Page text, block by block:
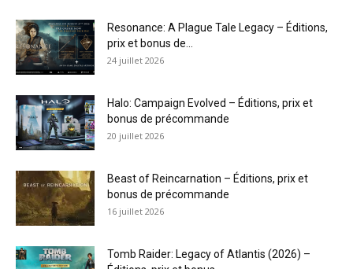
Resonance: A Plague Tale Legacy – Éditions,
prix et bonus de...
24 juillet 2026
Halo: Campaign Evolved – Éditions, prix et
bonus de précommande
20 juillet 2026
Beast of Reincarnation – Éditions, prix et
bonus de précommande
16 juillet 2026
Tomb Raider: Legacy of Atlantis (2026) –